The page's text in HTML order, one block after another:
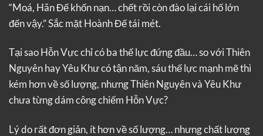
“Moá, Hãn Đế khốn nạn… chết rồi còn đào lại cái hố lớn
đến vậy.” Sắc mặt Hoành Đế tái mét.
Tại sao Hỗn Vực chỉ có ba thế lực đứng đầu… so với Thiên
Nguyên hay Yêu Khư có tận năm, sáu thế lực mạnh mẽ thì
kém hơn về số lượng, nhưng Thiên Nguyên và Yêu Khư
chưa từng dám công chiếm Hỗn Vực?
Lý do rất đơn giản, ít hơn về số lượng… nhưng chất lượng